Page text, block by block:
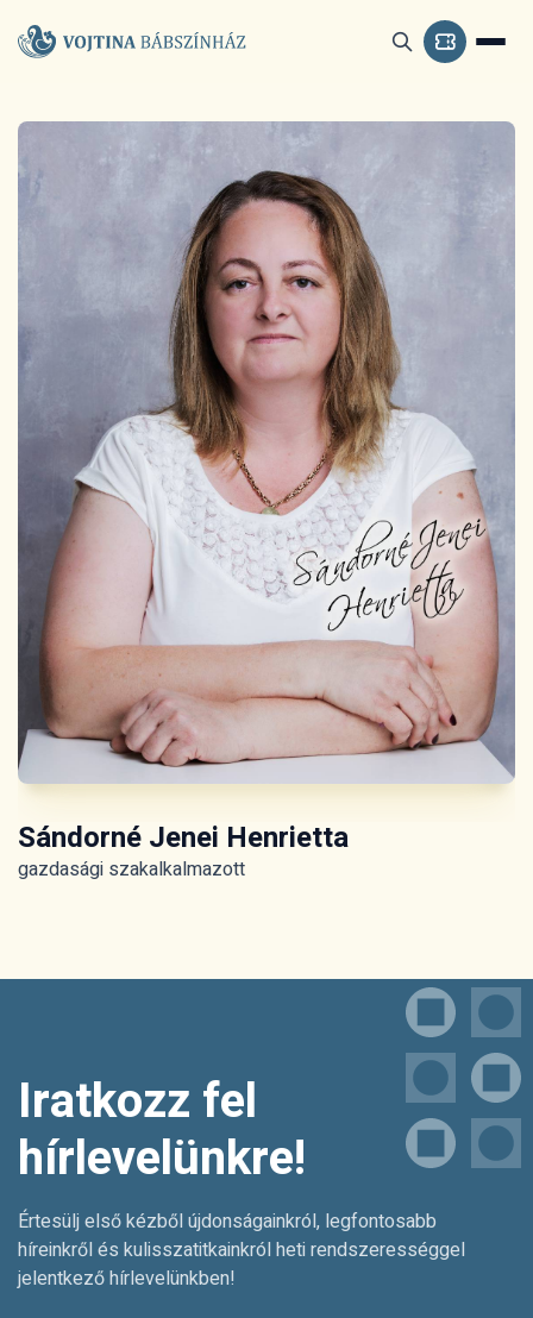
Sándorné Jenei Henrietta
gazdasági szakalkalmazott
Iratkozz fel
hírlevelünkre!
Értesülj első kézből újdonságainkról, legfontosabb
híreinkről és kulisszatitkainkról heti rendszerességgel
jelentkező hírlevelünkben!